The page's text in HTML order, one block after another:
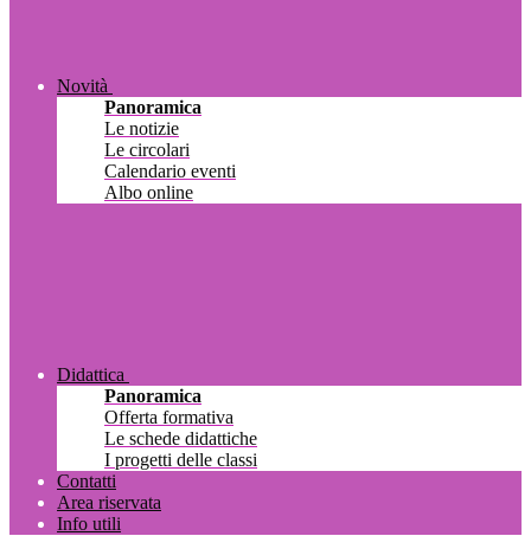
Novità
Panoramica
Le notizie
Le circolari
Calendario eventi
Albo online
Didattica
Panoramica
Offerta formativa
Le schede didattiche
I progetti delle classi
Contatti
Area riservata
Info utili